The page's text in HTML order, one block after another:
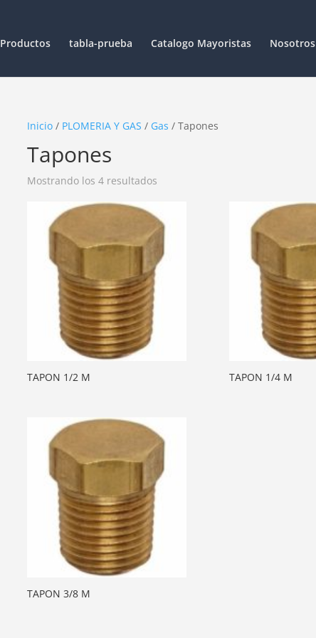
Productos tabla-prueba Catalogo Mayoristas Nosotros
Inicio/ PLOMERIA Y GAS / Gas / Tapones
Tapones
Mostrando los 4 resultados
TAPON 1/2 M TAPON 1/4 M
TAPON 3/8 M